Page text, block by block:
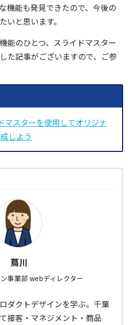
機能も発見できたので、今後の
いと思います。
能のひとつ、スライドマスター
た記事がございますので、ご参
スターを使用してオリジナ
しよう
蔦川
事業部 webディレクター
ダクトデザインを学ぶ。千葉
接客・マネジメント・商品